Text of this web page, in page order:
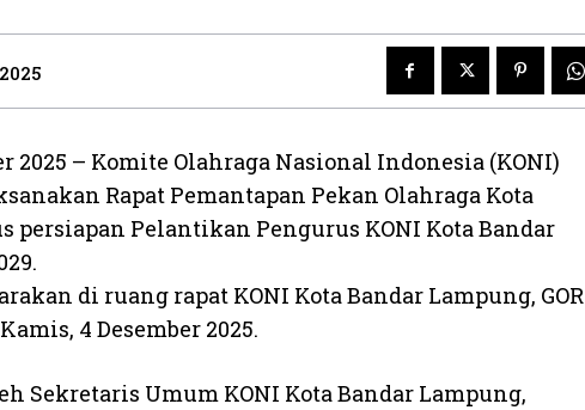
2025 – Komite Olahraga Nasional Indonesia (KONI)
Rapat Pemantapan Pekan Olahraga Kota
persiapan Pelantikan Pengurus KONI Kota Bandar
di ruang rapat KONI Kota Bandar Lampung, GOR
4 Desember 2025.
Sekretaris Umum KONI Kota Bandar Lampung,